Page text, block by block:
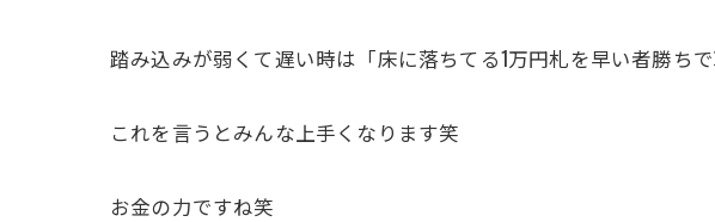
踏み込みが弱くて遅い時は「床に落ちてる1万円札を早い者勝ち
これを言うとみんな上手くなります笑
お金の力ですね笑